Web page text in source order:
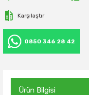
Karşılaştır
0850 346 28 42
Ürün Bilgisi